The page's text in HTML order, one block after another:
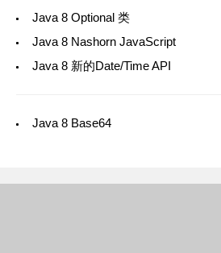
Java 8 Optional 类
Java 8 Nashorn JavaScript
Java 8 新的Date/Time API
Java 8 Base64